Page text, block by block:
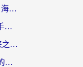
Sky光·遇在国外怎么加速玩？海外党亲测有效的国服游戏加速指南
在欧洲能玩天下-异兽山海吗手游？海外玩家的加速器生存指南
在欧洲怎么打绝地求生：未来之役不卡？留学生亲测的加速器避坑指南
人在美国玩BanG加速器，我的延迟终于绿了